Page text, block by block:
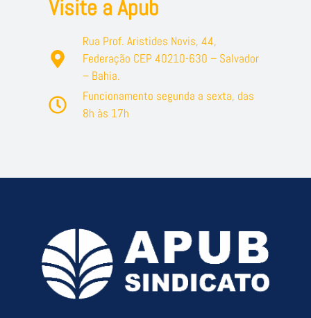
Visite a Apub
Rua Prof. Aristides Novis, 44,
Federação CEP 40210-630 – Salvador
– Bahia.
Funcionamento segunda a sexta, das
8h às 17h